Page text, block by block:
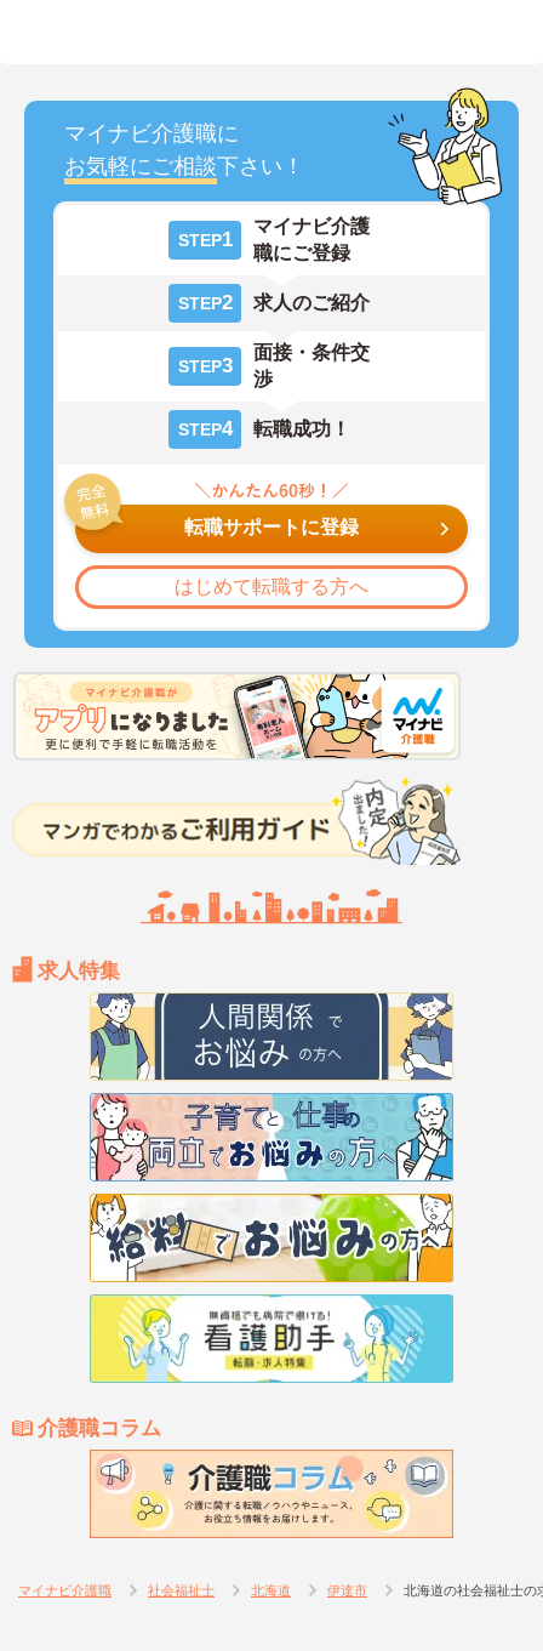
マイナビ介護職に
お気軽にご相談下さい！
STEP1
マイナビ介護
職にご登録
STEP2 求人のご紹介
STEP3
面接・条件交
渉
STEP4 転職成功！
転職サポートに登録
はじめて転職する方へ
求人特集
介護職コラム
マイナビ介護職 社会福祉士 北海道 伊達市 北海道の社会福祉士の